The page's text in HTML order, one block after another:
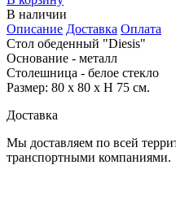
В наличии
Описание Доставка Оплата
Стол обеденный "Diesis"
Основание - металл
Столешница - белое стекло
Размер: 80 х 80 х H 75 см.
Доставка
Мы доставляем по всей
транспортными компаниями.